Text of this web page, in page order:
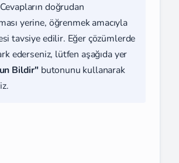
Cevapların doğrudan
yerine, öğrenmek amacıyla
tavsiye edilir. Eğer çözümlerde
ederseniz, lütfen aşağıda yer
Bildir" butonunu kullanarak